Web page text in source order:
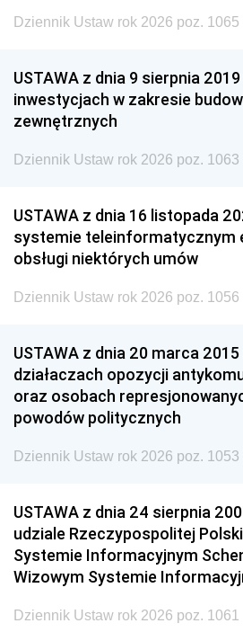
Dziennik Ustaw rok 2026 poz. 1065
USTAWA z dnia 9 sierpnia 2019
inwestycjach w zakresie
zewnętrznych
Dziennik Ustaw rok 2026 poz. 1063
USTAWA z dnia 16 listopada
systemie teleinformatycznym
obsługi niektórych umów
Dziennik Ustaw rok 2026 poz. 1056
USTAWA z dnia 20 marca 2015
działaczach opozycji
oraz osobach
powodów politycznych
Dziennik Ustaw rok 2026 poz. 1053
USTAWA z dnia 24 sierpnia
udziale Rzeczypospolitej
Systemie Informacyjnym
Wizowym Systemie
Dziennik Ustaw rok 2026 poz. 1061